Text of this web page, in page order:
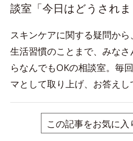
談室「今日はどうされ
スキンケアに関する疑問から
生活習慣のことまで、みな
らなんでもOKの相談室。毎
マとして取り上げ、お答えし
この記事をお気に入